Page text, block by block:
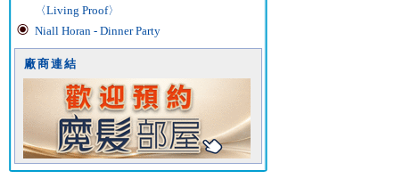
〈Living Proof〉
Niall Horan - Dinner Party
廠商連結